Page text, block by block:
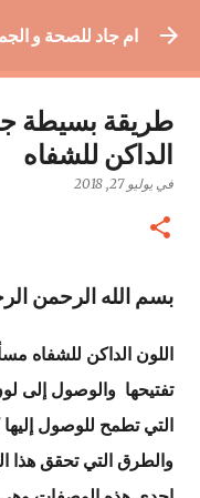
التخطيام جاد للصحة و
طريقة بسيطة
الداكن للشفاه
في يوليو 27, 2018
بسم الله الرحمن
اللون الداكن للشفاه
تفتيحها والوصول إلى
التي تطمح للوصول
والطرق التي تحقق هذا